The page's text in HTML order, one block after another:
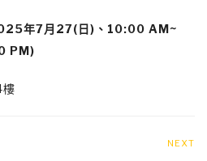
年7月27(日)、10:00 AM~
PM)
樓
NEXT